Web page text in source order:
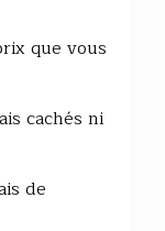
que vous
cachés ni
de